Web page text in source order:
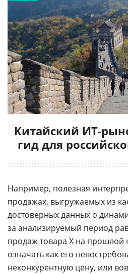
Китайский ИТ-
гид для
Например, полезная
продажах, выгружаемых из
достоверных данных о
за анализируемый период
продаж товара Х на прошлой
означать как его
неконкурентную цену, или